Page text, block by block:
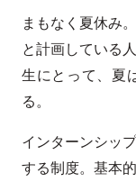
まもなく夏休み
と計画している
生にとって、夏
る。
インターンシッ
する制度。基本